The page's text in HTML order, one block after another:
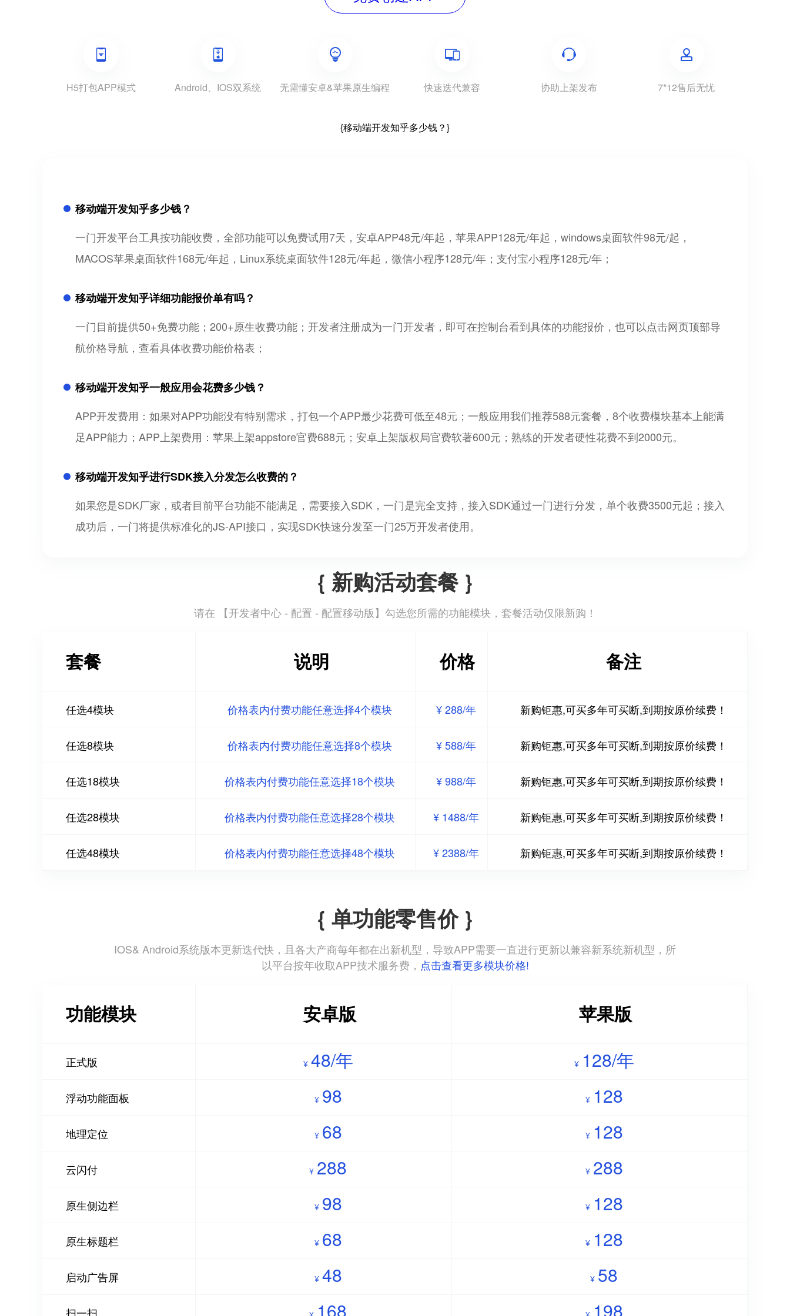
H5打包APP模式 Android、IOS双系统 无需懂安卓&苹果原生编程 快速迭代兼容 协助上架发布 7*12售后无忧
{移动端开发知乎多少钱？}
移动端开发知乎多少钱？
一门开发平台工具按功能收费，全部功能可以免费试用7天，安卓APP48元/年起，苹果APP128元/年起，windows桌面软件98元/起，
MACOS苹果桌面软件168元/年起，Linux系统桌面软件128元/年起，微信小程序128元/年；支付宝小程序128元/年；
移动端开发知乎详细功能报价单有吗？
一门目前提供50+免费功能；200+原生收费功能；开发者注册成为一门开发者，即可在控制台看到具体的功能报价，也可以点击网页顶部导
航价格导航，查看具体收费功能价格表；
移动端开发知乎一般应用会花费多少钱？
APP开发费用：如果对APP功能没有特别需求，打包一个APP最少花费可低至48元；一般应用我们推荐588元套餐，8个收费模块基本上能满
足APP能力；APP上架费用：苹果上架appstore官费688元；安卓上架版权局官费软著600元；熟练的开发者硬性花费不到2000元。
移动端开发知乎进行SDK接入分发怎么收费的？
如果您是SDK厂家，或者目前平台功能不能满足，需要接入SDK，一门是完全支持，接入SDK通过一门进行分发，单个收费3500元起；接入
成功后，一门将提供标准化的JS-API接口，实现SDK快速分发至一门25万开发者使用。
{ 新购活动套餐 }
请在 【开发者中心 - 配置 - 配置移动版】勾选您所需的功能模块，套餐活动仅限新购！
套餐 说明 价格 备注
任选4模块 价格表内付费功能任意选择4个模块 ¥ 288/年 新购钜惠,可买多年可买断,到期按原价续费！
任选8模块 价格表内付费功能任意选择8个模块 ¥ 588/年 新购钜惠,可买多年可买断,到期按原价续费！
任选18模块 价格表内付费功能任意选择18个模块 ¥ 988/年 新购钜惠,可买多年可买断,到期按原价续费！
任选28模块 价格表内付费功能任意选择28个模块 ¥ 1488/年 新购钜惠,可买多年可买断,到期按原价续费！
任选48模块 价格表内付费功能任意选择48个模块 ¥ 2388/年 新购钜惠,可买多年可买断,到期按原价续费！
{ 单功能零售价 }
IOS& Android系统版本更新迭代快，且各大产商每年都在出新机型，导致APP需要一直进行更新以兼容新系统新机型，所
以平台按年收取APP技术服务费， 点击查看更多模块价格!
功能模块 安卓版 苹果版
正式版 ¥ 48/年 ¥ 128/年
浮动功能面板 ¥ 98 ¥ 128
地理定位 ¥ 68 ¥ 128
云闪付 ¥ 288 ¥ 288
原生侧边栏 ¥ 98 ¥ 128
原生标题栏 ¥ 68 ¥ 128
启动广告屏 ¥ 48 ¥ 58
扫一扫 168 198